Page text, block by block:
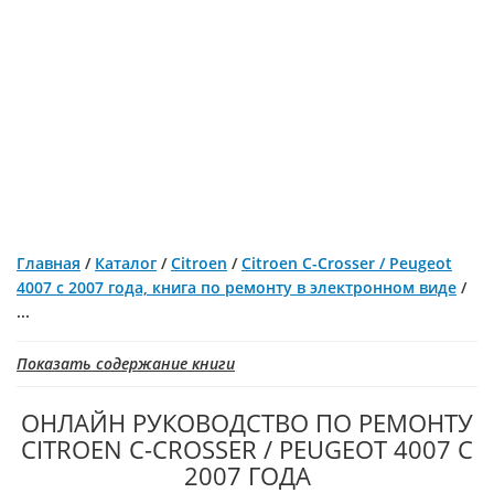
Главная / Каталог /Citroen /Citroen C-Crosser / Peugeot
4007 с 2007 года, книга по ремонту в электронном виде /
...
Показать содержание книги
ОНЛАЙН РУКОВОДСТВО ПО РЕМОНТУ
CITROEN C-CROSSER / PEUGEOT 4007 С
2007 ГОДА